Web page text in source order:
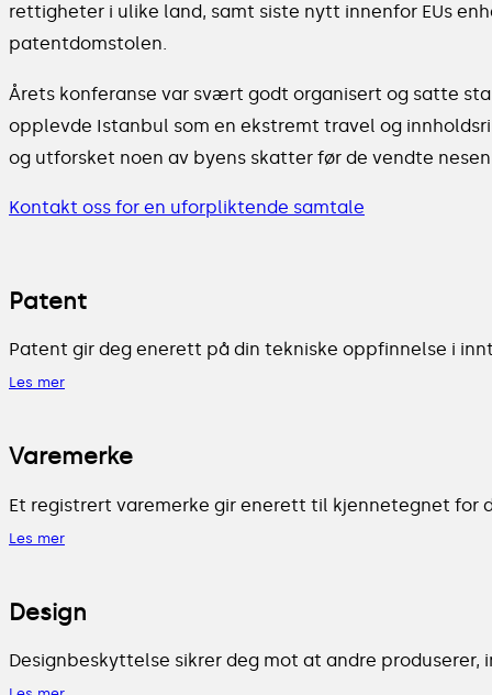
rettigheter i ulike land, samt siste nytt innenfor EUs
patentdomstolen.
Årets konferanse var svært godt organisert og satte
opplevde Istanbul som en ekstremt travel og
og utforsket noen av byens skatter før de vendte
Kontakt oss for en uforpliktende samtale
Patent
Patent gir deg enerett på din tekniske oppfinnelse i
Les mer
Varemerke
Et registrert varemerke gir enerett til kjennetegnet for
Les mer
Design
Designbeskyttelse sikrer deg mot at andre